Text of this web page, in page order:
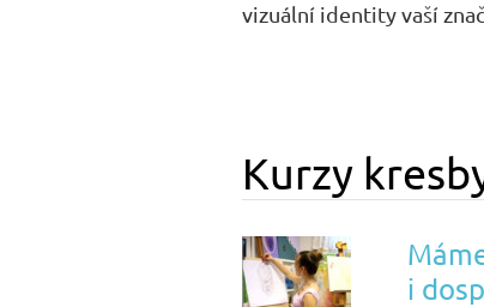
vizuální identity vaší
Kurzy
i